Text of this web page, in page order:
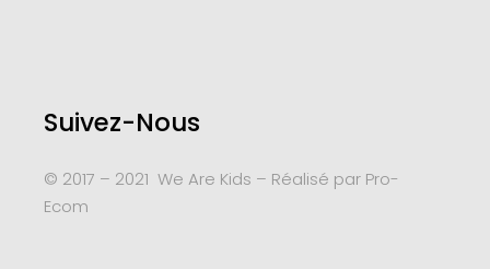
Suivez-Nous
© 2017 – 2021 We Are Kids – Réalisé par Pro-
Ecom